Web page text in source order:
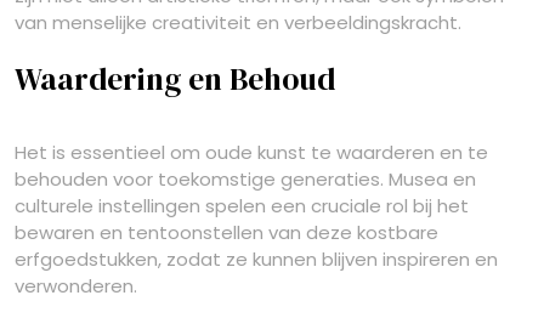
van menselijke creativiteit en verbeeldingskracht.
Waardering en Behoud
Het is essentieel om oude kunst te waarderen en te
behouden voor toekomstige generaties. Musea en
culturele instellingen spelen een cruciale rol bij het
bewaren en tentoonstellen van deze kostbare
erfgoedstukken, zodat ze kunnen blijven inspireren en
verwonderen.